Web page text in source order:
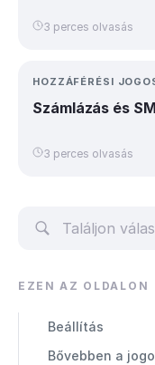
3 perces olvasás
HOZZÁFÉRÉSI
Számlázás és
3 perces olvasás
EZEN AZ OLDALON
Beállítás
Bővebben a